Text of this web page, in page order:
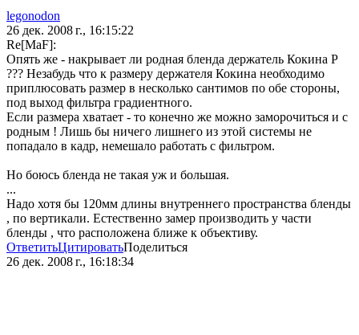
legonodon
26 дек. 2008 г., 16:15:22
Re[MaF]:
Опять же - накрывает ли родная бленда держатель Кокина Р
??? Незабудь что к размеру держателя Кокина необходимо
приплюсовать размер в несколько сантимов по обе стороны,
под выход фильтра градиентного.
Если размера хватает - то конечно же можно заморочиться и с
родным ! Лишь бы ничего лишнего из этой системы не
попадало в кадр, немешало работать с фильтром.
Но боюсь бленда не такая уж и большая.
...
Надо хотя бы 120мм длины внутреннего пространства бленды
, по вертикали. Естественно замер производить у части
бленды , что расположена ближе к объективу.
ОтветитьЦитироватьПоделиться
26 дек. 2008 г., 16:18:34